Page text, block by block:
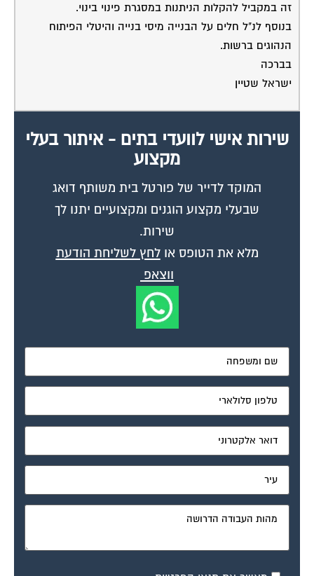
זה במקביל להקלות הניתנות במסגרת פינוי בינוי.
בנוסף לנ"ל חלים על הבנייה מיסי בנייה והיטלי הפיתוח
הנהוגים ברשות.
בברכה
ישראל שטיין
שירות אישי לוועדי בתים - איתור בעלי
מקצוע
המוקד לדייר של פורטל בית משותף דואג
שבעלי מקצוע הוגנים ומקצועיים יתנו לך
שירות.
מלא את הטופס אולחץ לשליחת הודעת
ווצאפ